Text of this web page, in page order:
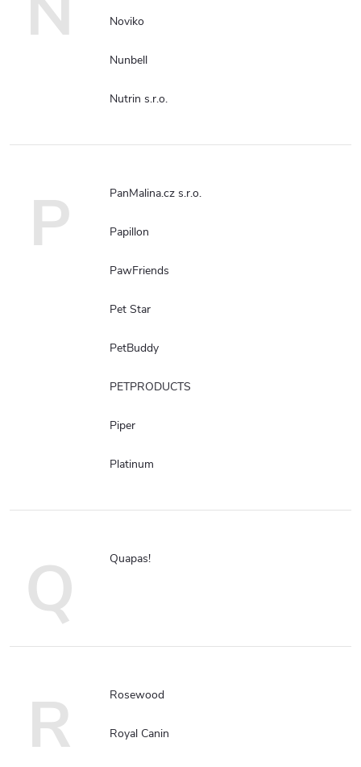
Noviko
Nunbell
Nutrin s.r.o.
P PanMalina.cz s.r.o.
Papillon
PawFriends
Pet Star
PetBuddy
PETPRODUCTS
Piper
Platinum
Q Quapas!
R Rosewood
Royal Canin